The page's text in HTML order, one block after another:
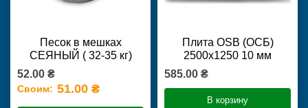
Песок в мешках
СЕЯНЫЙ ( 32-35 кг)
52.00 ₴
Своим: 51.00 ₴
Плита OSB (ОСБ)
2500х1250 10 мм
585.00 ₴
В корзину